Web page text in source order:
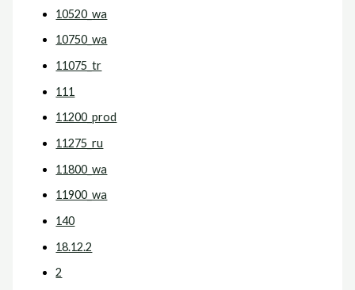
10520_wa
10750_wa
11075_tr
111
11200_prod
11275_ru
11800_wa
11900_wa
140
18.12.2
2